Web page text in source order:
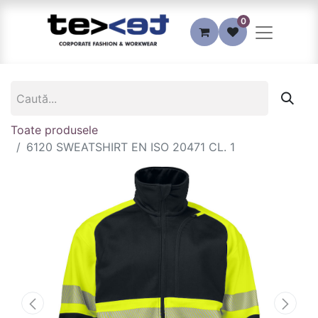
0
Toate produsele
6120 SWEATSHIRT EN ISO 20471 CL. 1